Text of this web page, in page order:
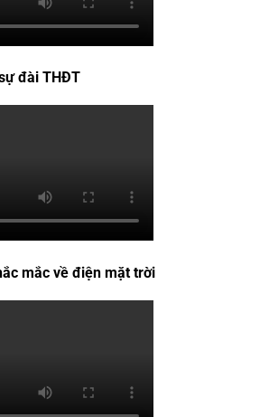
đài THĐT
mắc về điện mặt trời